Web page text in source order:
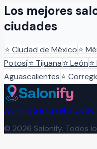
Los mejores
ciudades
⭐ Ciudad de México⭐
Potosí⭐ Tijuana⭐ León⭐
Aguascalientes⭐
Administra tu salón
© 2026 Salonify. Todos